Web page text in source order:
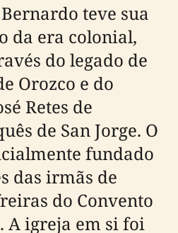
teve sua
da era colonial,
do legado de
Orozco e do
Retes de
de San Jorge. O
fundado
das irmãs de
do Convento
A igreja em si foi